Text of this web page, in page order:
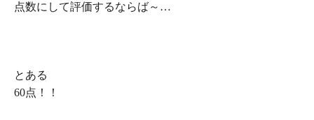
点数にして評価するならば～…
とある
60点！！